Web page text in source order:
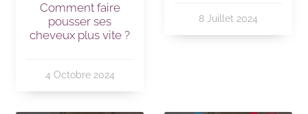
Comment faire
pousser ses
cheveux plus vite ?
4 Octobre 2024
8 Juillet 2024